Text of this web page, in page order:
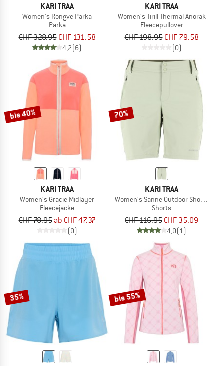
KARI TRAA
Women's Rongve Parka
Parka
CHF 328.95 CHF 131.58
4,2(6)
KARI TRAA
Women's Tirill Thermal Anorak
Fleecepullover
CHF 198.95 CHF 79.58
(0)
bis 40%
KARI TRAA
Women's Gracie Midlayer
Fleecejacke
CHF 78.95 ab CHF 47.37
(0)
70%
KARI TRAA
Women's Sanne Outdoor Shorts 8''
Shorts
CHF 116.95 CHF 35.09
4,0(1)
35% bis 55%